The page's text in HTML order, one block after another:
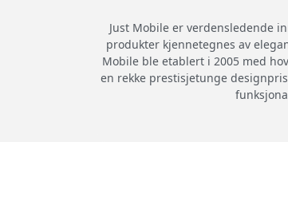
Just Mobile er verdensledende
produkter kjennetegnes av
Mobile ble etablert i 2005 med
en rekke prestisjetunge